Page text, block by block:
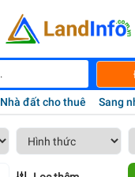
Nhà đất cho thuê Sang